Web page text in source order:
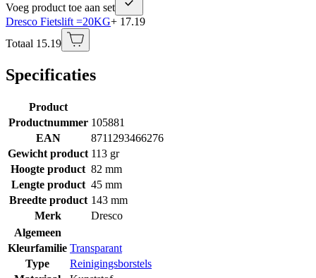
Voeg product toe aan set
Dresco Fietslift =20KG+ 17.19
Totaal 15.19
Specificaties
Product
Productnummer 105881
EAN
8711293466276
Gewicht product 113 gr
Hoogte product 82 mm
Lengte product 45 mm
Breedte product 143 mm
Merk
Dresco
Algemeen
Kleurfamilie Transparant
Type
Reinigingsborstels